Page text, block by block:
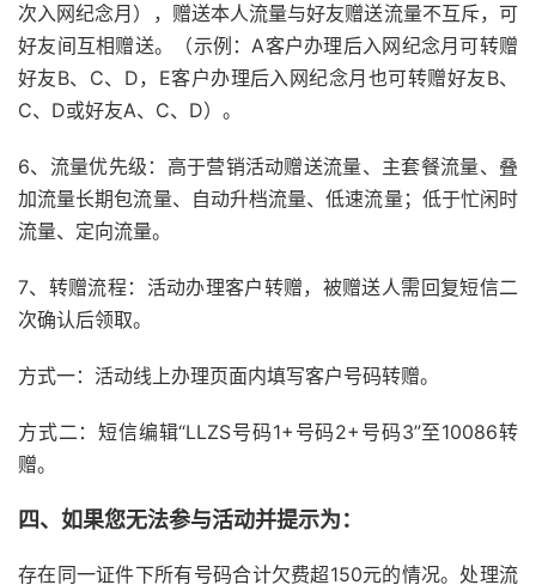
次入网纪念月），赠送本人流量与好友赠送流量不互斥，可
好友间互相赠送。（示例：A客户办理后入网纪念月可转赠
好友B、C、D，E客户办理后入网纪念月也可转赠好友B、
C、D或好友A、C、D）。
6、流量优先级：高于营销活动赠送流量、主套餐流量、叠
加流量长期包流量、自动升档流量、低速流量；低于忙闲时
流量、定向流量。
7、转赠流程：活动办理客户转赠，被赠送人需回复短信二
次确认后领取。
方式一：活动线上办理页面内填写客户号码转赠。
方式二：短信编辑“LLZS号码1+号码2+号码3”至10086转
赠。
四、如果您无法参与活动并提示为：
存在同一证件下所有号码合计欠费超150元的情况。处理流